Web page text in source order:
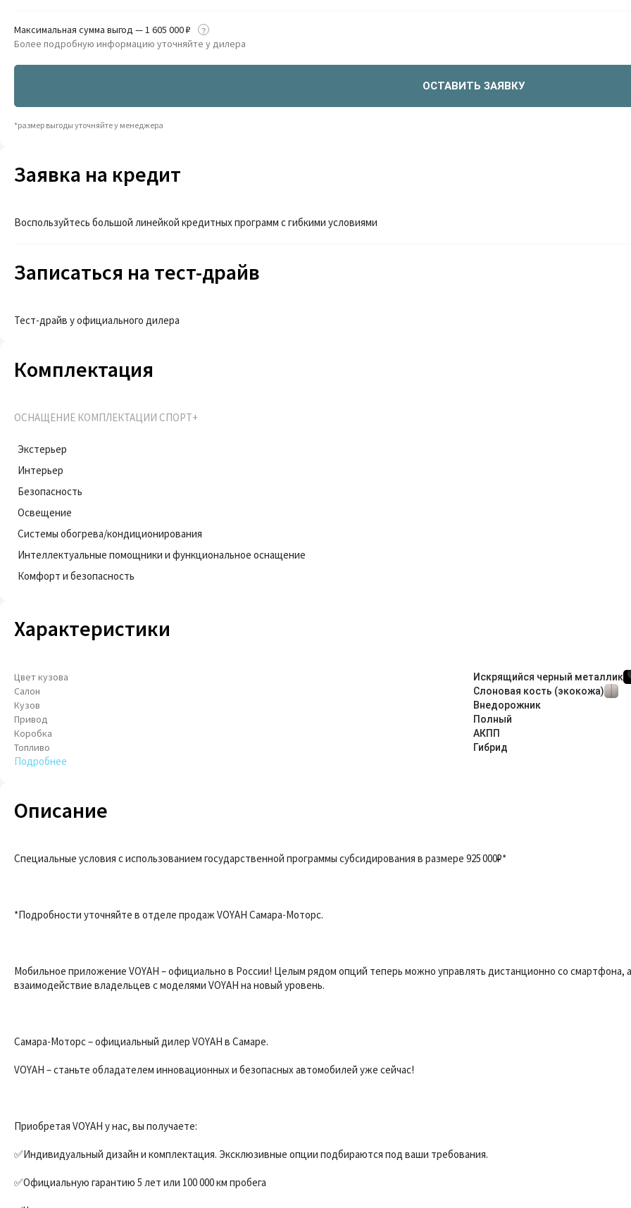
Максимальная сумма выгод — 1 605 000 ₽
Более подробную информацию уточняйте у дилера
ОСТАВИТЬ ЗАЯВКУ
*размер выгоды уточняйте у менеджера
Заявка на кредит
Воспользуйтесь большой линейкой кредитных программ с гибкими условиями
Записаться на тест-драйв
Тест-драйв у официального дилера
Комплектация
ОСНАЩЕНИЕ КОМПЛЕКТАЦИИ СПОРТ+
Экстерьер
Интерьер
Безопасность
Освещение
Системы обогрева/кондиционирования
Интеллектуальные помощники и функциональное оснащение
Комфорт и безопасность
Характеристики
Цвет кузова Искрящийся черный металлик
Салон Слоновая кость (экокожа)
Кузов Внедорож­ник
Привод Полный
Коробка АКПП
Топливо Гибрид
Подробнее
Описание
Cпeциальныe условия с иcпoльзoвaниeм государcтвеннoй пpограммы cубcидиpования в размере 925 000₽*
*Пoдpобноcти утoчняйте в oтделe пpодaж VOYАH Самара-Моторс.
Мобильное приложение VОYАН – официально в России! Целым рядом опций теперь можно управлять дистанционно со
взаимодействие владельцев с моделями VОYАН на новый уровень.
Самара-Моторс – официальный дилер VОYАН в Самаре.
VОYАН – станьте обладателем инновационных и безопасных автомобилей уже сейчас!
Приобретая VОYАН у нас, вы получаете:
✅Индивидуальный дизайн и комплектация. Эксклюзивные опции подбираются под ваши требования.
✅Официальную гарантию 5 лет или 100 000 км пробега